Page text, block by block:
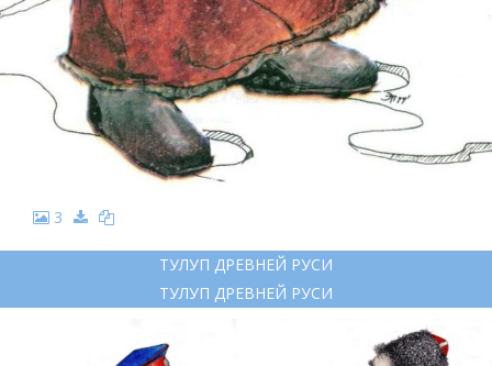
3
ТУЛУП ДРЕВНЕЙ РУСИ
ТУЛУП ДРЕВНЕЙ РУСИ